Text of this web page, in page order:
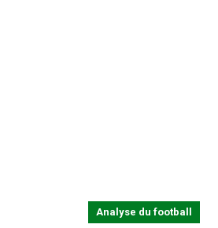
Analyse du football